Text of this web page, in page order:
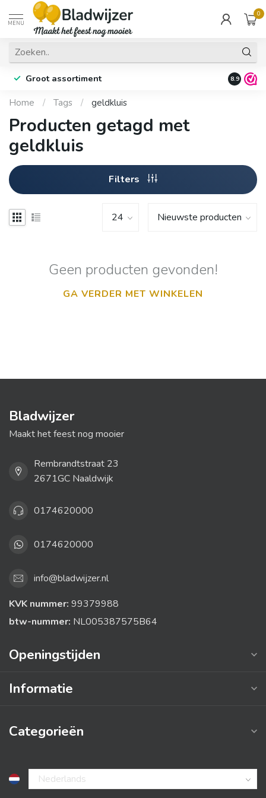
MENU
0
Groot assortiment Fysieke
8.9
Home / Tags / geldkluis
Producten getagd met
geldkluis
Filters
Geen producten gevonden!
GA VERDER MET WINKELEN
Bladwijzer
Maakt het feest nog mooier
Rembrandtstraat 23
2671GC Naaldwijk
0174620000
0174620000
info@bladwijzer.nl
KVK nummer: 99379988
btw-nummer: NL005387575B64
Openingstijden
Informatie
Categorieën